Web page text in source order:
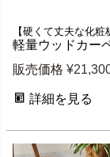
販売価格 ¥
詳細を見る